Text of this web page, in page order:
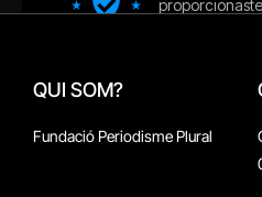
QUI SOM?
Fundació Periodisme Plural